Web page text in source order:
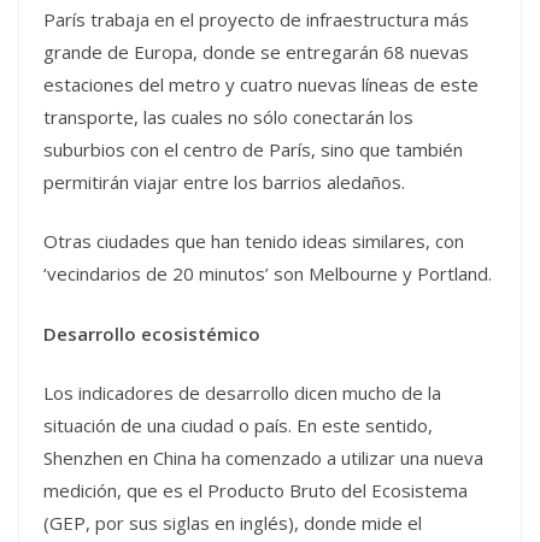
París trabaja en el proyecto de infraestructura más
grande de Europa, donde se entregarán 68 nuevas
estaciones del metro y cuatro nuevas líneas de este
transporte, las cuales no sólo conectarán los
suburbios con el centro de París, sino que también
permitirán viajar entre los barrios aledaños.
Otras ciudades que han tenido ideas similares, con
‘vecindarios de 20 minutos’ son Melbourne y Portland.
Desarrollo ecosistémico
Los indicadores de desarrollo dicen mucho de la
situación de una ciudad o país. En este sentido,
Shenzhen en China ha comenzado a utilizar una nueva
medición, que es el Producto Bruto del Ecosistema
(GEP, por sus siglas en inglés), donde mide el